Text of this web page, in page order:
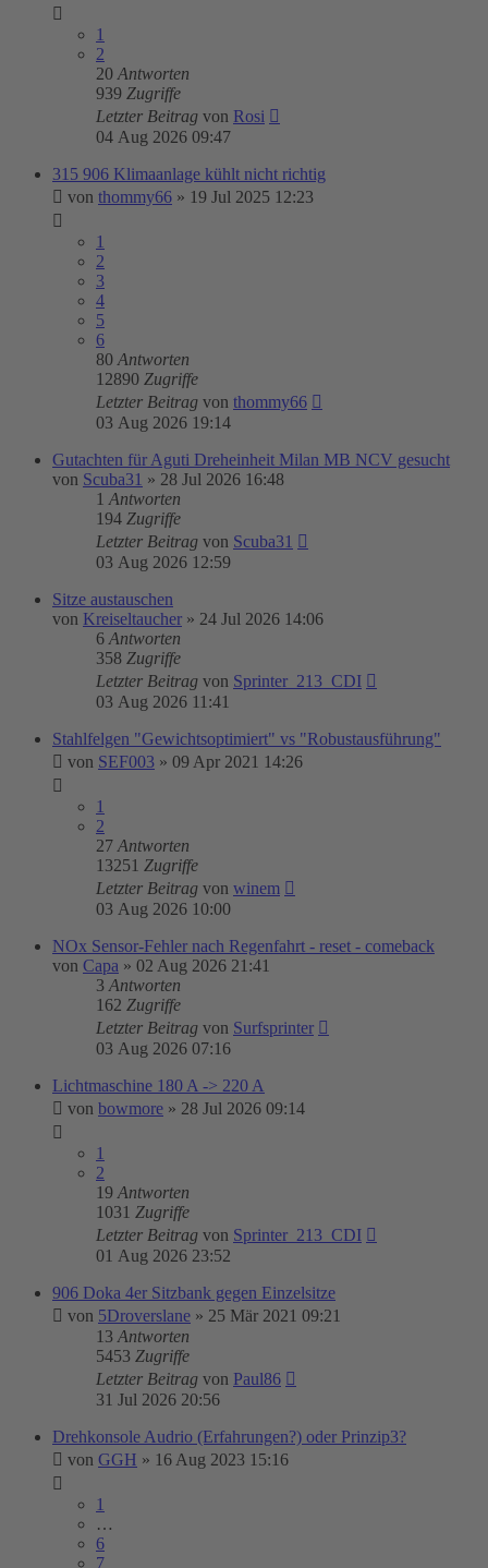
1
2
20 Antworten
939 Zugriffe
Letzter Beitrag von Rosi
04 Aug 2026 09:47
315 906 Klimaanlage kühlt nicht richtig
von thommy66 » 19 Jul 2025 12:23
1
2
3
4
5
6
80 Antworten
12890 Zugriffe
Letzter Beitrag von thommy66
03 Aug 2026 19:14
Gutachten für Aguti Dreheinheit Milan MB NCV gesucht
von Scuba31 » 28 Jul 2026 16:48
1 Antworten
194 Zugriffe
Letzter Beitrag von Scuba31
03 Aug 2026 12:59
Sitze austauschen
von Kreiseltaucher » 24 Jul 2026 14:06
6 Antworten
358 Zugriffe
Letzter Beitrag von Sprinter_213_CDI
03 Aug 2026 11:41
Stahlfelgen "Gewichtsoptimiert" vs "Robustausführung"
von SEF003 » 09 Apr 2021 14:26
1
2
27 Antworten
13251 Zugriffe
Letzter Beitrag von winem
03 Aug 2026 10:00
NOx Sensor-Fehler nach Regenfahrt - reset - comeback
von Capa » 02 Aug 2026 21:41
3 Antworten
162 Zugriffe
Letzter Beitrag von Surfsprinter
03 Aug 2026 07:16
Lichtmaschine 180 A -> 220 A
von bowmore » 28 Jul 2026 09:14
1
2
19 Antworten
1031 Zugriffe
Letzter Beitrag von Sprinter_213_CDI
01 Aug 2026 23:52
906 Doka 4er Sitzbank gegen Einzelsitze
von 5Droverslane » 25 Mär 2021 09:21
13 Antworten
5453 Zugriffe
Letzter Beitrag von Paul86
31 Jul 2026 20:56
Drehkonsole Audrio (Erfahrungen?) oder Prinzip3?
von GGH » 16 Aug 2023 15:16
1
…
6
7